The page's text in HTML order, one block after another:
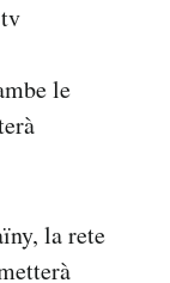
le
la rete